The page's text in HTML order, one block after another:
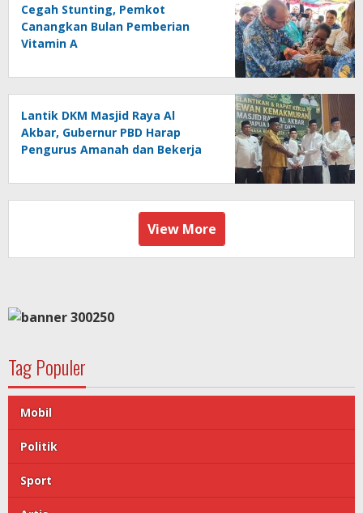
Cegah Stunting, Pemkot
Canangkan Bulan Pemberian
Vitamin A
Lantik DKM Masjid Raya Al
Akbar, Gubernur PBD Harap
Pengurus Amanah dan Bekerja
View More
Tag Populer
Mobil
Politik
Sport